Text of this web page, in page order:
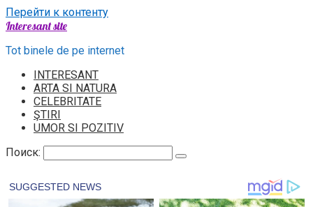
Перейти к контенту
Interesant site
Tot binele de pe internet
INTERESANT
ARTA SI NATURA
CELEBRITATE
ŞTIRI
UMOR SI POZITIV
Поиск: